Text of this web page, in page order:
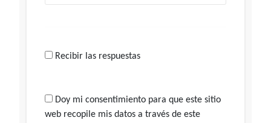
Recibir las respuestas
Doy mi consentimiento para que este sitio
web recopile mis datos a través de este